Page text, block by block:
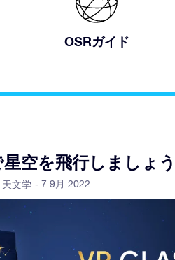
OSRガイド
空を飛行しましょう
天文学 - 7 9月 2022